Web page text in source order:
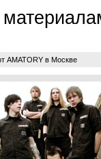
AMATORY в Москве